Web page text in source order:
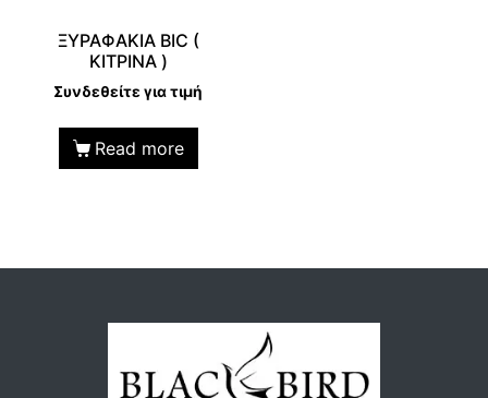
ΞΥΡΑΦΑΚΙΑ BIC (
ΚΙΤΡΙΝΑ )
Συνδεθείτε για τιμή
Read more